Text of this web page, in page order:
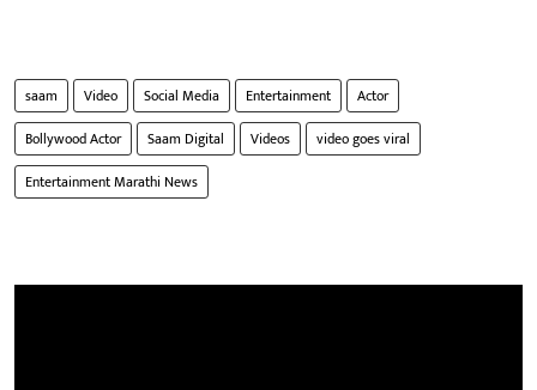
saam Video Social Media Entertainment
Actor
Bollywood Actor
Saam Digital Videos
video goes viral
Entertainment Marathi News